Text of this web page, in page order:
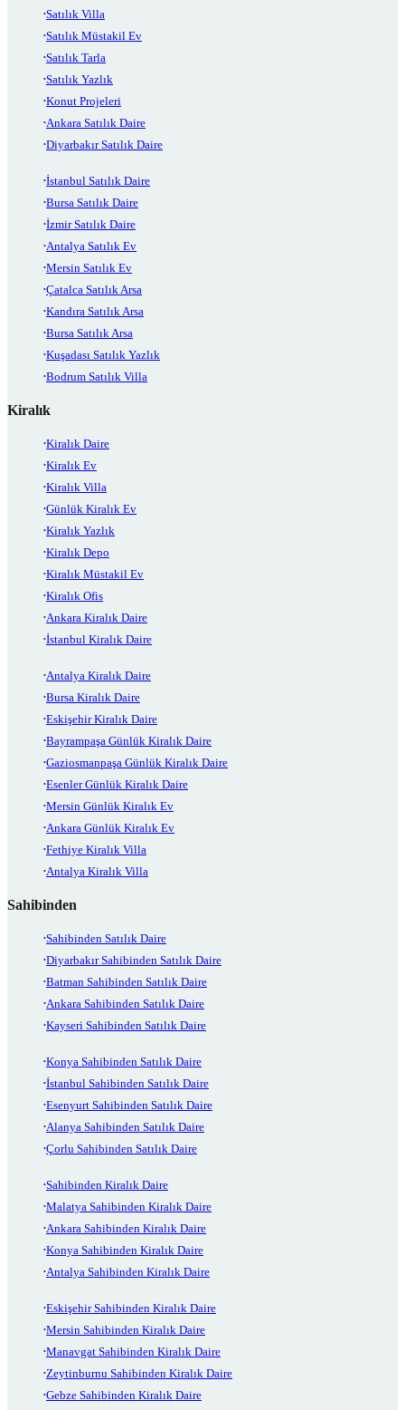
Satılık Villa
Satılık Müstakil Ev
Satılık Tarla
Satılık Yazlık
Konut Projeleri
Ankara Satılık Daire
Diyarbakır Satılık Daire
İstanbul Satılık Daire
Bursa Satılık Daire
İzmir Satılık Daire
Antalya Satılık Ev
Mersin Satılık Ev
Çatalca Satılık Arsa
Kandıra Satılık Arsa
Bursa Satılık Arsa
Kuşadası Satılık Yazlık
Bodrum Satılık Villa
Kiralık
Kiralık Daire
Kiralık Ev
Kiralık Villa
Günlük Kiralık Ev
Kiralık Yazlık
Kiralık Depo
Kiralık Müstakil Ev
Kiralık Ofis
Ankara Kiralık Daire
İstanbul Kiralık Daire
Antalya Kiralık Daire
Bursa Kiralık Daire
Eskişehir Kiralık Daire
Bayrampaşa Günlük Kiralık Daire
Gaziosmanpaşa Günlük Kiralık Daire
Esenler Günlük Kiralık Daire
Mersin Günlük Kiralık Ev
Ankara Günlük Kiralık Ev
Fethiye Kiralık Villa
Antalya Kiralık Villa
Sahibinden
Sahibinden Satılık Daire
Diyarbakır Sahibinden Satılık Daire
Batman Sahibinden Satılık Daire
Ankara Sahibinden Satılık Daire
Kayseri Sahibinden Satılık Daire
Konya Sahibinden Satılık Daire
İstanbul Sahibinden Satılık Daire
Esenyurt Sahibinden Satılık Daire
Alanya Sahibinden Satılık Daire
Çorlu Sahibinden Satılık Daire
Sahibinden Kiralık Daire
Malatya Sahibinden Kiralık Daire
Ankara Sahibinden Kiralık Daire
Konya Sahibinden Kiralık Daire
Antalya Sahibinden Kiralık Daire
Eskişehir Sahibinden Kiralık Daire
Mersin Sahibinden Kiralık Daire
Manavgat Sahibinden Kiralık Daire
Zeytinburnu Sahibinden Kiralık Daire
Gebze Sahibinden Kiralık Daire